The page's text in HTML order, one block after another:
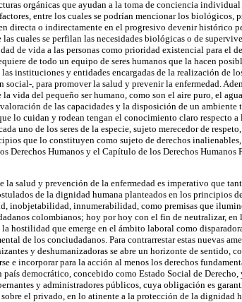
orgánicas que ayudan a la toma de conciencia
entre los cuales se podrían mencionar los biológicos,
directa o indirectamente en el progresivo devenir histórico
las cuales se perfilan las necesidades biológicas o de
de vida a las personas como prioridad existencial para el
de todo un equipo de seres humanos que la hacen
instituciones y entidades encargadas de la realización de
, para promover la salud y prevenir la enfermedad.
la vida del pequeño ser humano, como son el aire puro, el
de las capacidades y la disposición de un ambiente
lo cuidan y rodean tengan el conocimiento claro respecto
uno de los seres de la especie, sujeto merecedor de
que lo constituyen como sujeto de derechos
Derechos Humanos y el Capítulo de los Derechos Humanos
la salud y prevención de la enfermedad es imperativo que
de la dignidad humana planteados en los principios
inobjetabilidad, innumerabilidad, como premisas que
colombianos; hoy por hoy con el fin de neutralizar,
hostilidad que emerge en el ámbito laboral como
de los conciudadanos. Para contrarrestar estas nuevas
y deshumanizadoras se abre un horizonte de sentido,
e incorporar para la acción al menos los derechos
democrático, concebido como Estado Social de Derecho,
y administradores públicos, cuya obligación es
el privado, en lo atinente a la protección de la dignidad